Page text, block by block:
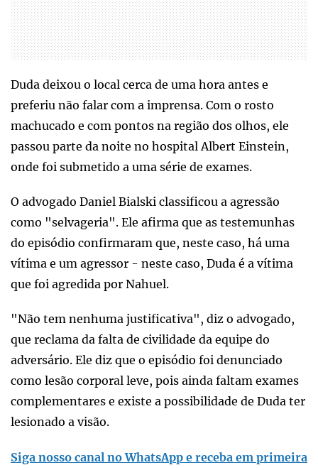
Duda deixou o local cerca de uma hora antes e
preferiu não falar com a imprensa. Com o rosto
machucado e com pontos na região dos olhos, ele
passou parte da noite no hospital Albert Einstein,
onde foi submetido a uma série de exames.
O advogado Daniel Bialski classificou a agressão
como "selvageria". Ele afirma que as testemunhas
do episódio confirmaram que, neste caso, há uma
vítima e um agressor - neste caso, Duda é a vítima
que foi agredida por Nahuel.
"Não tem nenhuma justificativa", diz o advogado,
que reclama da falta de civilidade da equipe do
adversário. Ele diz que o episódio foi denunciado
como lesão corporal leve, pois ainda faltam exames
complementares e existe a possibilidade de Duda ter
lesionado a visão.
Siga nosso canal no WhatsApp e receba em primeira